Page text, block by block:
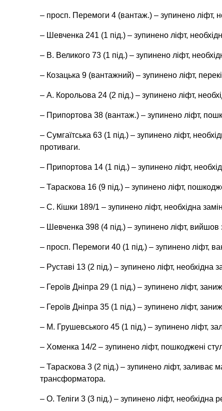
– просп. Перемоги 4 (вантаж.) – зупинено ліфт,
– Шевченка 241 (1 під.) – зупинено ліфт,
– В. Великого 73 (1 під.) – зупинено ліфт,
– Козацька 9 (вантажний) – зупинено ліфт,
– А. Корольова 24 (2 під.) – зупинено ліфт,
– Припортова 38 (вантаж.) – зупинено ліфт,
– Сумгаїтська 63 (1 під.) – зупинено ліфт,
противаги.
– Припортова 14 (1 під.) – зупинено ліфт,
– Тараскова 16 (9 під.) – зупинено ліфт,
– С. Кішки 189/1 – зупинено ліфт, необхідна
– Шевченка 398 (4 під.) – зупинено ліфт, вийшов
– просп. Перемоги 40 (1 під.) – зупинено ліфт,
– Руставі 13 (2 під.) – зупинено ліфт, необхідна
– Героїв Дніпра 29 (1 під.) – зупинено ліфт,
– Героїв Дніпра 35 (1 під.) – зупинено ліфт,
– М. Грушевського 45 (1 під.) – зупинено ліфт,
– Хоменка 14/2 – зупинено ліфт, пошкоджені
– Тараскова 3 (2 під.) – зупинено ліфт, заливає
трансформатора.
– О. Теліги 3 (3 під.) – зупинено ліфт, необхідна